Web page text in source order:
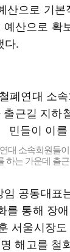
산으로 기
산으로 확
다.
대 소속회원들
하는 가운데 출
공동대표
를 통해 장
서울시장
해고를 철